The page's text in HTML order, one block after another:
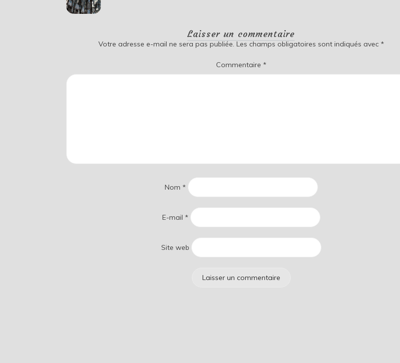
Laisser un commentaire
Votre adresse e-mail ne sera pas publiée. Les champs obligatoires sont indiqués avec *
Commentaire *
Nom *
E-mail *
Site web